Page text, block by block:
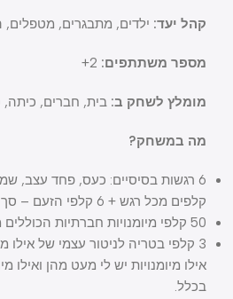
קהל יעד: ילדים, מתבגרים, מטפלים,
מספר משתתפים:
מומלץ לשחק ב: בית, חברים, כיתה,
מה במשחק?
קלפים מכל רגש + 6 קלפי הזעם – סך הכל 54 קלפים.
50 קלפי מיומנויות חברתיות הכוללים משימות תרגול .
3 קלפי בטריה לניטור עצמי של אילו
אילו מיומנויות יש לי מעט מהן ואילו
בכלל.